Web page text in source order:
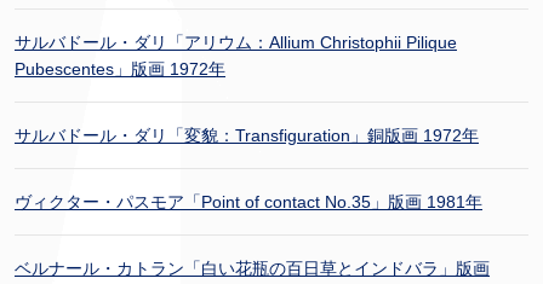
サルバドール・ダリ「アリウム：Allium Christophii Pilique
Pubescentes」版画 1972年
サルバドール・ダリ「変貌：Transfiguration」銅版画 1972年
ヴィクター・パスモア「Point of contact No.35」版画 1981年
ベルナール・カトラン「白い花瓶の百日草とインドバラ」版画